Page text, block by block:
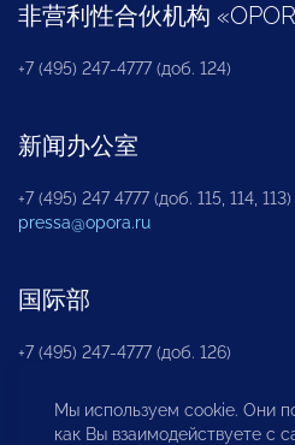
非营利性合伙机构 «
+7 (495) 247-4777 (доб. 124)
新闻办公室
+7 (495) 247 4777 (доб. 115, 114, 113)
pressa@opora.ru
国际部
+7 (495) 247-4777 (доб. 126)
商投权益保护部
Мы используем cookie. Они
как Вы взаимодействуете с